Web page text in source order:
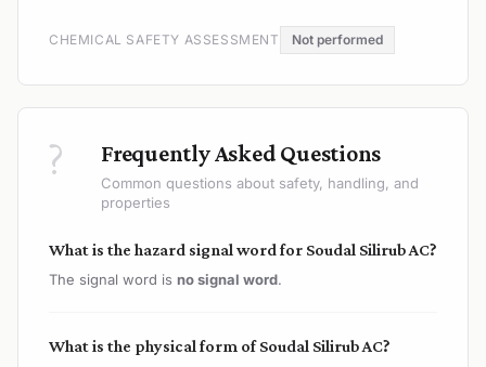
CHEMICAL SAFETY ASSESSMENT Not performed
? Frequently Asked Questions
Common questions about safety, handling, and
properties
What is the hazard signal word for Soudal Silirub AC?
The signal word is no signal word.
What is the physical form of Soudal Silirub AC?